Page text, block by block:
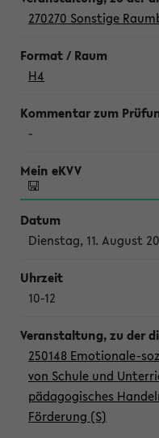
270270 Sonstige
H4
-
Dienstag, 11. August
10-12
250148 Emotionale-
von Schule und
pädagogisches
Förderung (S)